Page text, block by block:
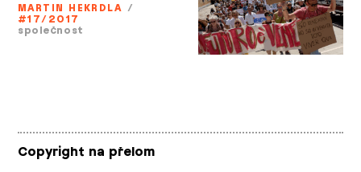
MARTIN HEKRDLA /
#17/2017
společnost
Copyright na přelom